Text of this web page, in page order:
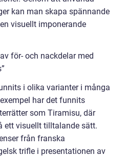
kan man skapa spännande
visuellt imponerande
för- och nackdelar med
i olika varianter i många
har det funnits
som Tiramisu, där
ett visuellt tilltalande sätt.
från franska
trifle i presentationen av